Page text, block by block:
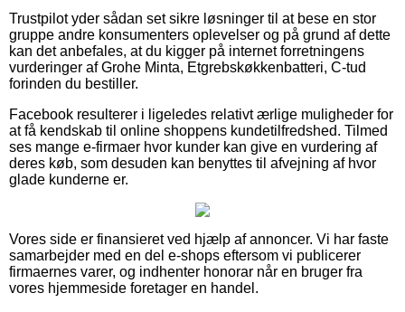
Trustpilot yder sådan set sikre løsninger til at bese en stor
gruppe andre konsumenters oplevelser og på grund af dette
kan det anbefales, at du kigger på internet forretningens
vurderinger af Grohe Minta, Etgrebskøkkenbatteri, C-tud
forinden du bestiller.
Facebook resulterer i ligeledes relativt ærlige muligheder for
at få kendskab til online shoppens kundetilfredshed. Tilmed
ses mange e-firmaer hvor kunder kan give en vurdering af
deres køb, som desuden kan benyttes til afvejning af hvor
glade kunderne er.
Vores side er finansieret ved hjælp af annoncer. Vi har faste
samarbejder med en del e-shops eftersom vi publicerer
firmaernes varer, og indhenter honorar når en bruger fra
vores hjemmeside foretager en handel.